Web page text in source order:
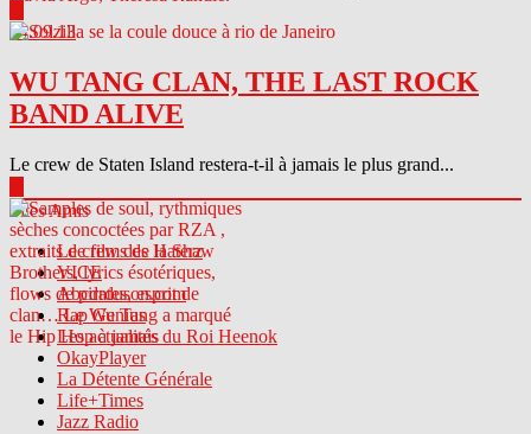
04.09.13
WU TANG CLAN, THE LAST ROCK
BAND ALIVE
Le crew de Staten Island restera-t-il à jamais le plus grand...
Sites Amis
Le crew des Haterz
VICE
Abcdrduson.com
Rap Genius
Les actualités du Roi Heenok
OkayPlayer
La Détente Générale
Life+Times
Jazz Radio